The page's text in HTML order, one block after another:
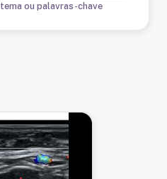
ou palavras-chave